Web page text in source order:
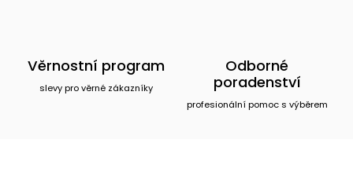
Věrnostní program
slevy pro věrné zákazníky
Odborné
poradenství
profesionální pomoc s výběrem